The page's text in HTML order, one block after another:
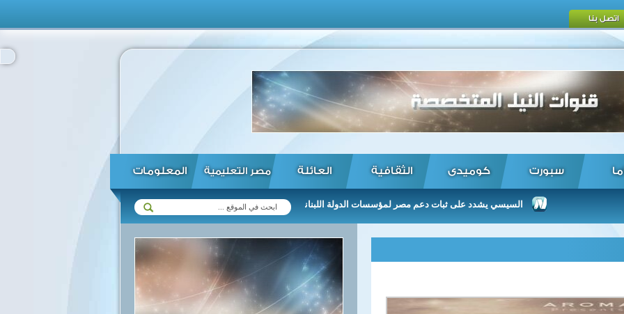
اتصل بنا
سبورت كوميدى الثقافية العائلة مصر التعليمية المعلومات
الحكومة تنفي وجود عجز السيسي يشدد على ثبات دعم مصر لمؤسسات الدولة اللبنانية بما يحافظ على استقرار وأمن شعبها ...